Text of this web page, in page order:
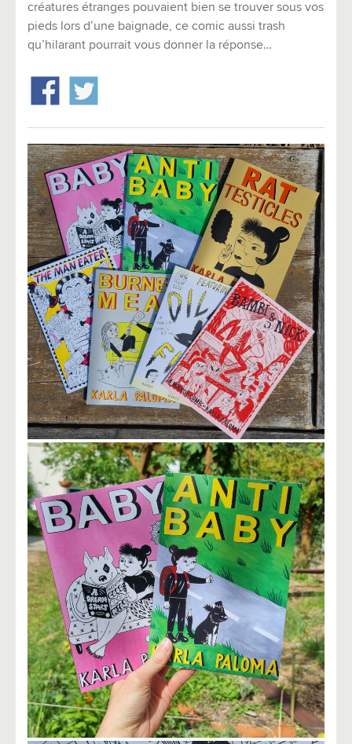
créatures étranges pouvaient bien se trouver sous vos
pieds lors d’une baignade, ce comic aussi trash
qu’hilarant pourrait vous donner la réponse…